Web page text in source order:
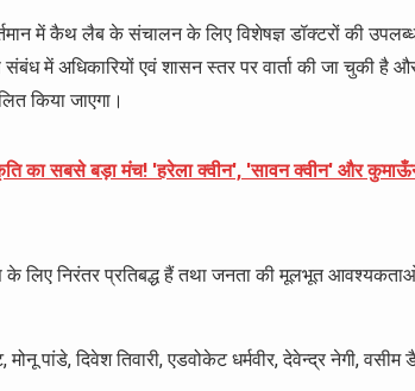
में कैथ लैब के संचालन के लिए विशेषज्ञ डॉक्टरों की
में अधिकारियों एवं शासन स्तर पर वार्ता की जा चुकी है
किया जाएगा।
का सबसे बड़ा मंच! 'हरेला क्वीन', 'सावन क्वीन' और
लिए निरंतर प्रतिबद्ध हैं तथा जनता की मूलभूत
मोनू पांडे, दिवेश तिवारी, एडवोकेट धर्मवीर, देवेन्द्र नेगी,